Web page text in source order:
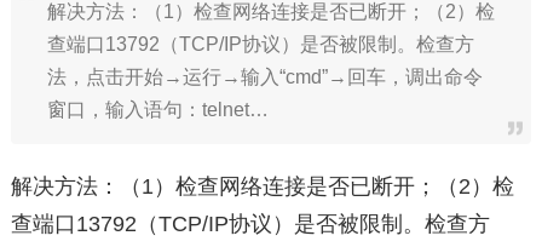
解决方法：（1）检查网络连接是否已断开；（2）检
查端口13792（TCP/IP协议）是否被限制。检查方
法，点击开始→运行→输入“cmd”→回车，调出命令
窗口，输入语句：telnet…
解决方法：（1）检查网络连接是否已断开；（2）检
查端口13792（TCP/IP协议）是否被限制。检查方